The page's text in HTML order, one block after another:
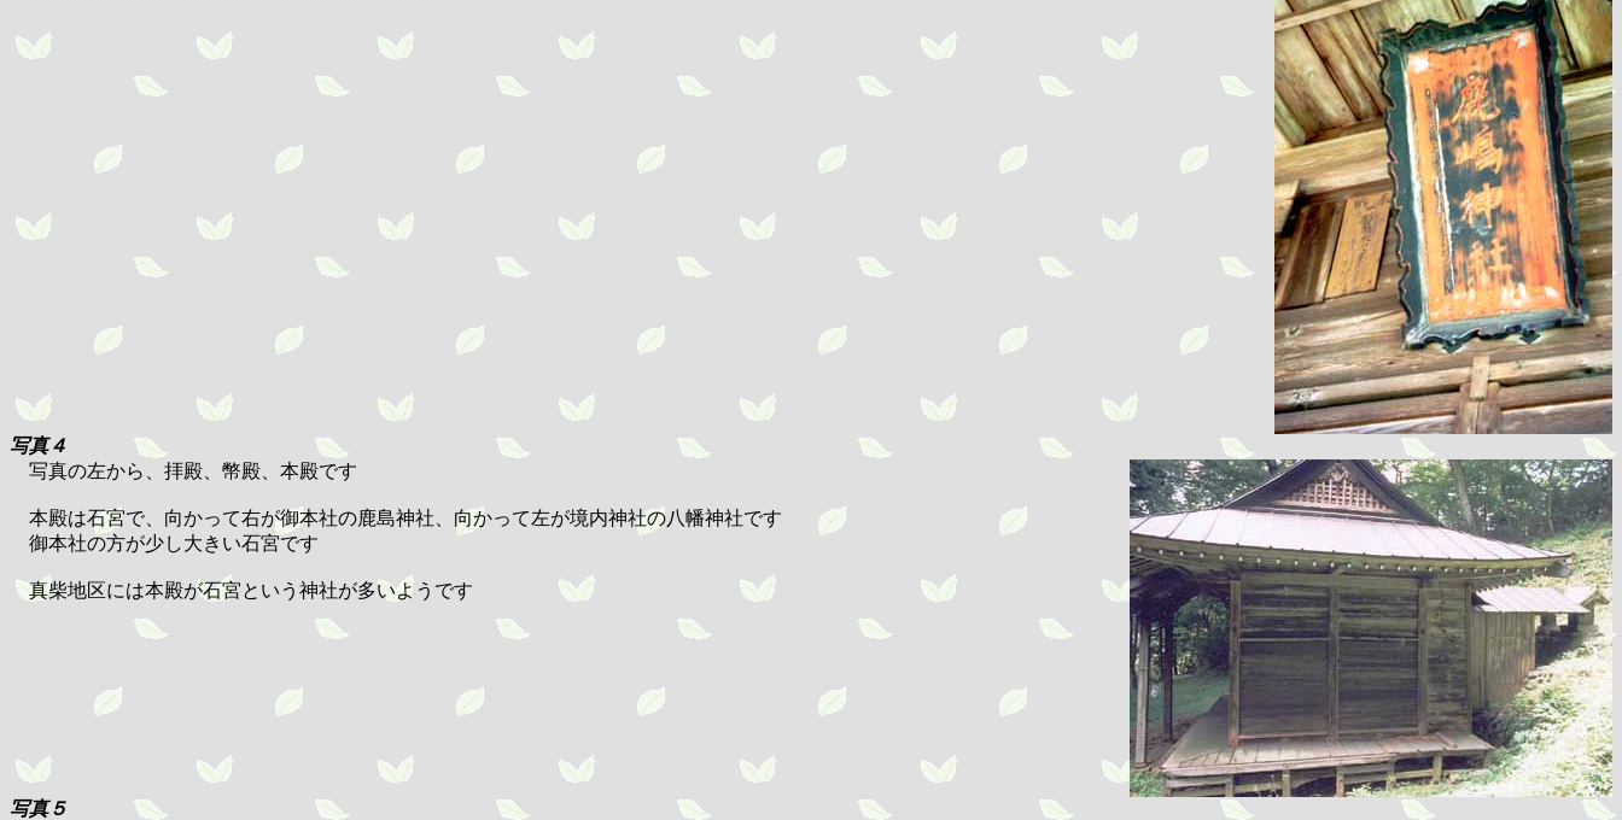
写真４
写真の左から、拝殿、幣殿、本殿です
本殿は石宮で、向かって右が御本社の鹿島神社、向かって左が境内神社の八幡神社です
御本社の方が少し大きい石宮です
真柴地区には本殿が石宮という神社が多いようです
写真５